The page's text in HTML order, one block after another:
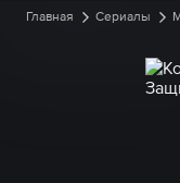
Главная Сериалы